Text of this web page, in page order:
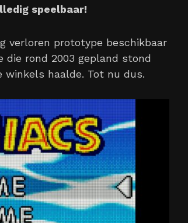
speelbaar!
verloren prototype beschikbaar
die rond 2003 gepland stond
winkels haalde. Tot nu dus.